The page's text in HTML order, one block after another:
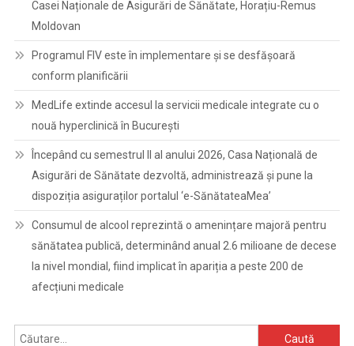
Casei Naționale de Asigurări de Sănătate, Horațiu-Remus
Moldovan
Programul FIV este în implementare și se desfășoară
conform planificării
MedLife extinde accesul la servicii medicale integrate cu o
nouă hyperclinică în București
Începând cu semestrul II al anului 2026, Casa Națională de
Asigurări de Sănătate dezvoltă, administrează și pune la
dispoziția asiguraților portalul ‘e-SănătateaMea’
Consumul de alcool reprezintă o amenințare majoră pentru
sănătatea publică, determinând anual 2.6 milioane de decese
la nivel mondial, fiind implicat în apariția a peste 200 de
afecțiuni medicale
Caută